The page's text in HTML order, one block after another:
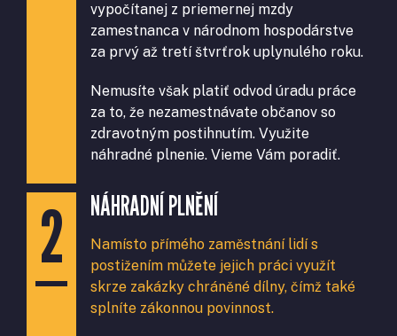
vypočítanej z priemernej mzdy
zamestnanca v národnom hospodárstve
za prvý až tretí štvrťrok uplynulého roku.
Nemusíte však platiť odvod úradu práce
za to, že nezamestnávate občanov so
zdravotným postihnutím. Využite
náhradné plnenie. Vieme Vám poradiť.
NÁHRADNÍ PLNĚNÍ
Namísto přímého zaměstnání lidí s
postižením můžete jejich práci využít
skrze zakázky chráněné dílny, čímž také
splníte zákonnou povinnost.